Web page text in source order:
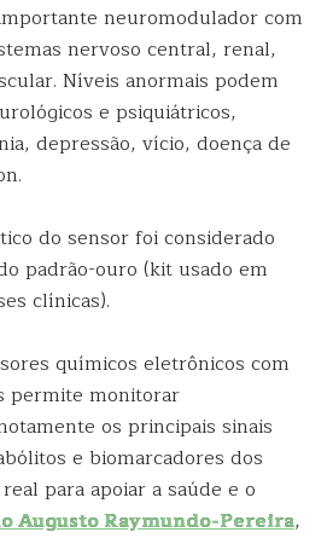
neuromodulador com
nervoso central, renal,
Níveis anormais podem
e psiquiátricos,
depressão, vício, doença de
do sensor foi considerado
padrão-ouro (kit usado em
clínicas).
químicos eletrônicos com
permite monitorar
os principais sinais
e biomarcadores dos
para apoiar a saúde e o
Augusto Raymundo-Pereira,